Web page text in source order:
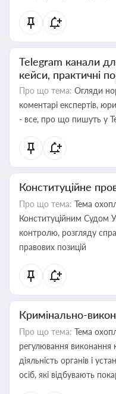
Telegram канали
кейси, практичні
Про що тема: Огляди
коментарі експертів,
- все, про що пишуть у
Конституційне
Про що тема: Тема
Конституційним Судом
контролю, розгляду
правових позицій
Кримінально-
Про що тема: Тема
регулювання виконання
діяльність органів і
осіб, які відбувають